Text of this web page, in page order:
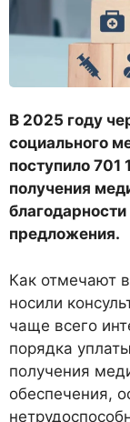
В 2025 году
социального
поступило 701
получения
предложения.
Как отмечают
носили
чаще всего
порядка
получения
обеспечения,